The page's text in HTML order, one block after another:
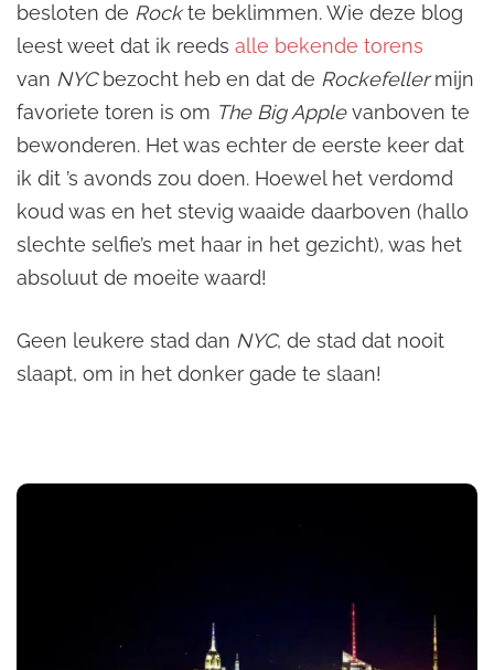
besloten de Rockte beklimmen. Wie deze blog
leest weet dat ik reeds alle bekende torens
van NYC bezocht heb en dat de Rockefellermijn
favoriete toren is om The Big Applevanboven te
bewonderen. Het was echter de eerste keer dat
ik dit ’s avonds zou doen. Hoewel het verdomd
koud was en het stevig waaide daarboven (hallo
slechte selfie’s met haar in het gezicht), was het
absoluut de moeite waard!
Geen leukere stad dan NYC, de stad dat nooit
slaapt, om in het donker gade te slaan!